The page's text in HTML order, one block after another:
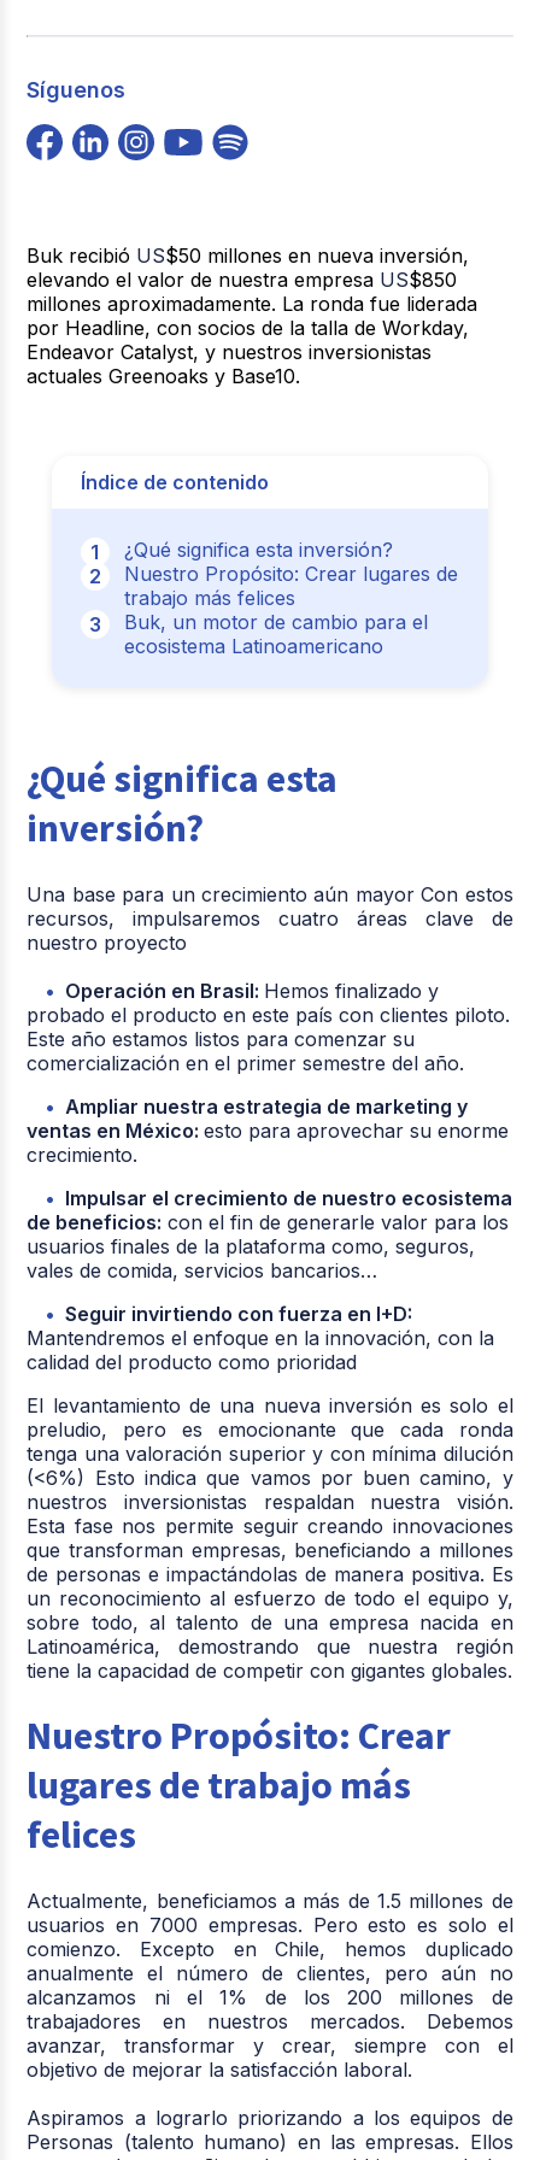
Síguenos
Buk recibió US$50 millones en nueva inversión,
elevando el valor de nuestra empresa US$850
millones aproximadamente. La ronda fue liderada
por Headline, con socios de la talla de Workday,
Endeavor Catalyst, y nuestros inversionistas
actuales Greenoaks y Base10.
Índice de contenido
¿Qué significa esta inversión?
Nuestro Propósito: Crear lugares de
trabajo más felices
Buk, un motor de cambio para el
ecosistema Latinoamericano
¿Qué significa esta
inversión?
Una base para un crecimiento aún mayor Con estos
recursos, impulsaremos cuatro áreas clave de
nuestro proyecto
Operación en Brasil: Hemos finalizado y
probado el producto en este país con clientes piloto.
Este año estamos listos para comenzar su
comercialización en el primer semestre del año.
Ampliar nuestra estrategia de marketing y
ventas en México:esto para aprovechar su enorme
crecimiento.
Impulsar el crecimiento de nuestro ecosistema
de beneficios: con el fin de generarle valor para los
usuarios finales de la plataforma como, seguros,
vales de comida, servicios bancarios…
Seguir invirtiendo con fuerza en I+D:
Mantendremos el enfoque en la innovación, con la
calidad del producto como prioridad
El levantamiento de una nueva inversión es solo el
preludio, pero es emocionante que cada ronda
tenga una valoración superior y con mínima dilución
(<6%) Esto indica que vamos por buen camino, y
nuestros inversionistas respaldan nuestra visión.
Esta fase nos permite seguir creando innovaciones
que transforman empresas, beneficiando a millones
de personas e impactándolas de manera positiva. Es
un reconocimiento al esfuerzo de todo el equipo y,
sobre todo, al talento de una empresa nacida en
Latinoamérica, demostrando que nuestra región
tiene la capacidad de competir con gigantes globales.
Nuestro Propósito: Crear
lugares de trabajo más
felices
Actualmente, beneficiamos a más de 1.5 millones de
usuarios en 7000 empresas. Pero esto es solo el
comienzo. Excepto en Chile, hemos duplicado
anualmente el número de clientes, pero aún no
alcanzamos ni el 1% de los 200 millones de
trabajadores en nuestros mercados. Debemos
avanzar, transformar y crear, siempre con el
objetivo de mejorar la satisfacción laboral.
Aspiramos a lograrlo priorizando a los equipos de
Personas (talento humano) en las empresas. Ellos